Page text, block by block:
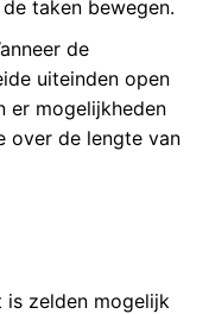
taken bewegen.
de
uiteinden open
er mogelijkheden
over de lengte van
is zelden mogelijk